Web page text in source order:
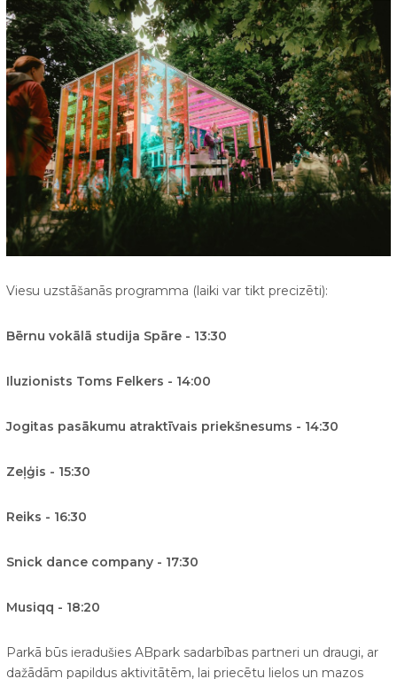
Viesu uzstāšanās programma (laiki var tikt precizēti):
Bērnu vokālā studija Spāre - 13:30
Iluzionists Toms Felkers - 14:00
Jogitas pasākumu atraktīvais priekšnesums - 14:30
Zeļģis - 15:30
Reiks - 16:30
Snick dance company - 17:30
Musiqq - 18:20
Parkā būs ieradušies ABpark sadarbības partneri un draugi, ar
dažādām papildus aktivitātēm, lai priecētu lielos un mazos